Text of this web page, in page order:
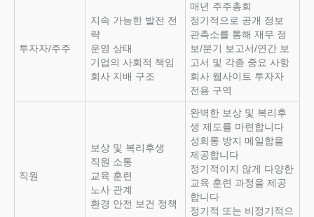
투자자/주주
지속 가능한 발전 전
략
운영 상태
기업의 사회적 책임
회사 지배 구조
매년 주주총회
정기적으로 공개 정보
관측소를 통해 재무 정
보/분기 보고서/연간 보
고서 및 각종 중요 사항
회사 웹사이트 투자자
전용 구역
직원
보상 및 복리후생
직원 소통
교육 훈련
노사 관계
환경 안전 보건 정책
완벽한 보상 및 복리후
생 제도를 마련합니다
성희롱 방지 메일함을
제공합니다
정기적이지 않게 다양한
교육 훈련 과정을 제공
합니다
정기적 또는 비정기적으